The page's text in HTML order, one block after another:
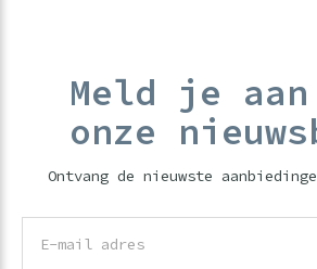
Meld je
onze
Ontvang de nieuwste